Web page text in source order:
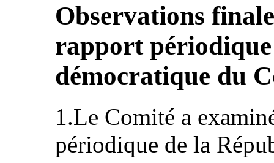
Observations
rapport
démocratique du
1.Le Comité a
périodique de la